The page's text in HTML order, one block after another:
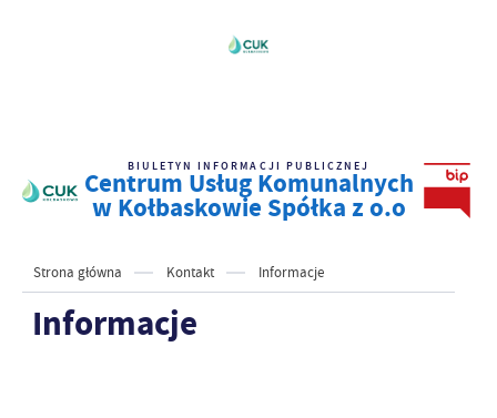
BIULETYN INFORMACJI PUBLICZNEJ
Centrum Usług Komunalnych
w Kołbaskowie Spółka z o.o
Strona główna Kontakt Informacje
Informacje